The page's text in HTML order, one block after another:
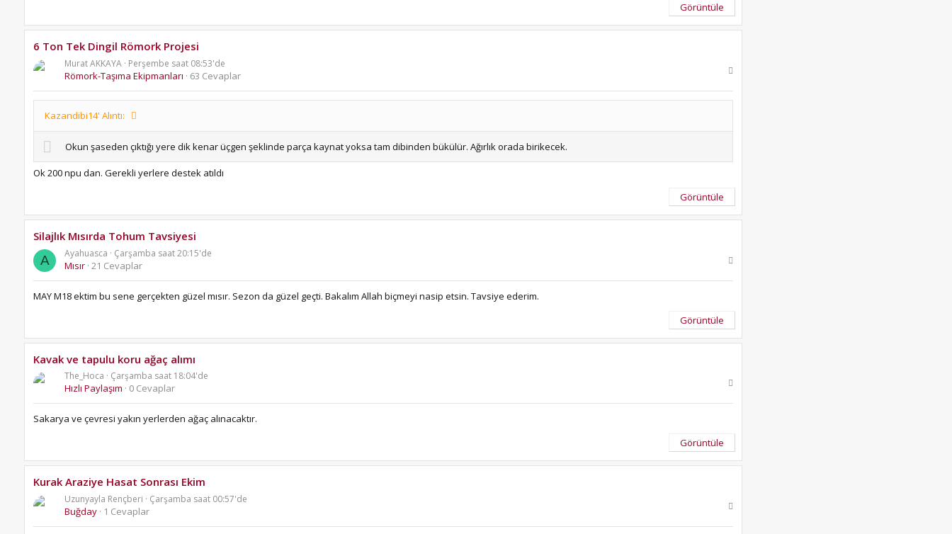
Görüntüle
6 Ton Tek Dingil Römork Projesi
Murat AKKAYA Perşembe saat 08:53'de
Römork-Taşıma Ekipmanları 63 Cevaplar
Kazandibi14' Alıntı:
Okun şaseden çıktığı yere dik kenar üçgen şeklinde parça kaynat yoksa tam dibinden bükülür. Ağırlık orada birikecek.
Ok 200 npu dan. Gerekli yerlere destek atıldı
Görüntüle
Silajlık Mısırda Tohum Tavsiyesi
A
Ayahuasca Çarşamba saat 20:15'de
Mısır 21 Cevaplar
MAY M18 ektim bu sene gerçekten güzel mısır. Sezon da güzel geçti. Bakalım Allah biçmeyi nasip etsin. Tavsiye ederim.
Görüntüle
Kavak ve tapulu koru ağaç alımı
The_Hoca Çarşamba saat 18:04'de
Hızlı Paylaşım 0 Cevaplar
Sakarya ve çevresi yakın yerlerden ağaç alınacaktır.
Görüntüle
Kurak Araziye Hasat Sonrası Ekim
Uzunyayla Rençberi Çarşamba saat 00:57'de
Buğday 1 Cevaplar